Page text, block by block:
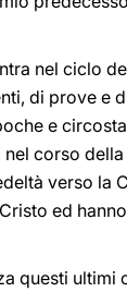
nel ciclo
di prove e
e
corso
verso la
ed
questi ultimi